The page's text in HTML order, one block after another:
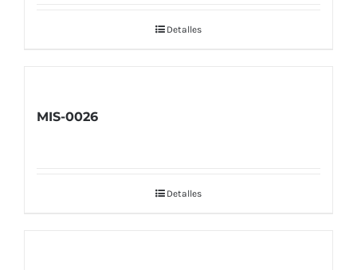
Detalles
MIS-0026
Detalles